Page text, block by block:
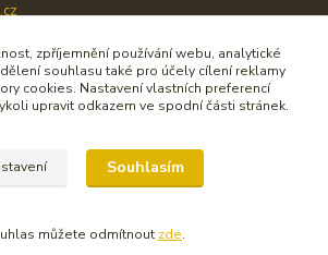
Upravit sběr cookies.
2019-2020 by SAVE CZ s.r.o.
zpříjemnění používání webu, analytické
souhlasu také pro účely cílení reklamy
cookies. Nastavení vlastních preferencí
upravit odkazem ve spodní části stránek.
Souhlasím
můžete odmítnout zde.